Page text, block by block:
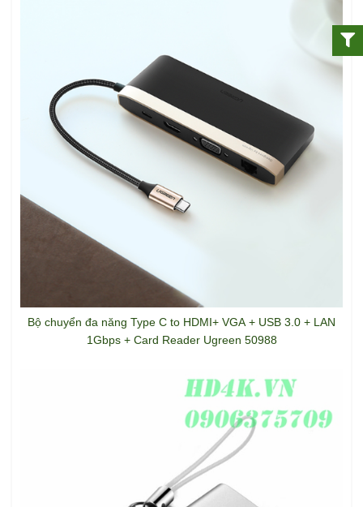
Bộ chuyển đa năng Type C to HDMI+ VGA + USB 3.0 + LAN
1Gbps + Card Reader Ugreen 50988